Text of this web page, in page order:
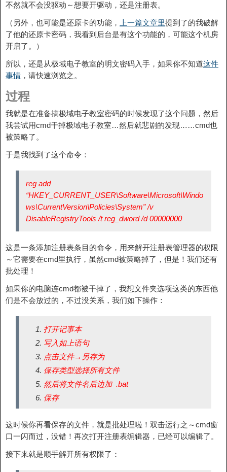
不然就不会没驱动～想要开驱动，还是注册表。
（另外，也可能是还原卡的功能， 上一篇文章里提到了的我破解
了他的还原卡密码，我看到后台是有这个功能的，可能这个机房
开启了。）
所以，还是从极域电子教室的明文密码入手，如果你不知道这件
事情 ，请快速浏览之。
过程
我就是在准备搞极域电子教室密码的时候发现了这个问题，然后
我尝试用cmd干掉极域电子教室…然后就悲剧的发现……cmd也
被策略了。
于是我找到了这个命令：
reg add
“HKEY_CURRENT_USER\Software\Microsoft\Windo
ws\CurrentVersion\Policies\System” /v
DisableRegistryTools /t reg_dword /d 00000000
这是一条添加注册表条目的命令，用来解开注册表管理器的权限
～它需要在cmd里执行，虽然cmd被策略掉了，但是！我们还有
批处理！
如果你的电脑连cmd都被干掉了，我想文件夹选项这类的东西他
们是不会放过的，不过没关系，我们如下操作：
打开记事本
写入如上语句
点击文件→另存为
保存类型选择所有文件
然后将文件名后边加 .bat
保存
这时候你再看保存的文件，就是批处理啦！双击运行之～cmd窗
口一闪而过，没错！再次打开注册表编辑器，已经可以编辑了。
接下来就是顺手解开所有权限了：